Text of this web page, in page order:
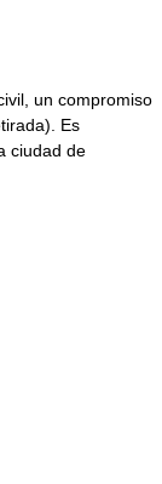
un compromiso
Es
ciudad de